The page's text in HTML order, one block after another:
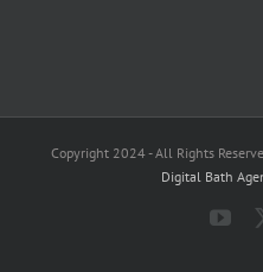
Digital Bath
YouTube